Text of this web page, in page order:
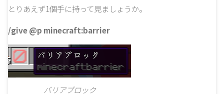
とりあえず1個手に持って見ましょうか。
/give @p minecraft:barrier
バリアブロック